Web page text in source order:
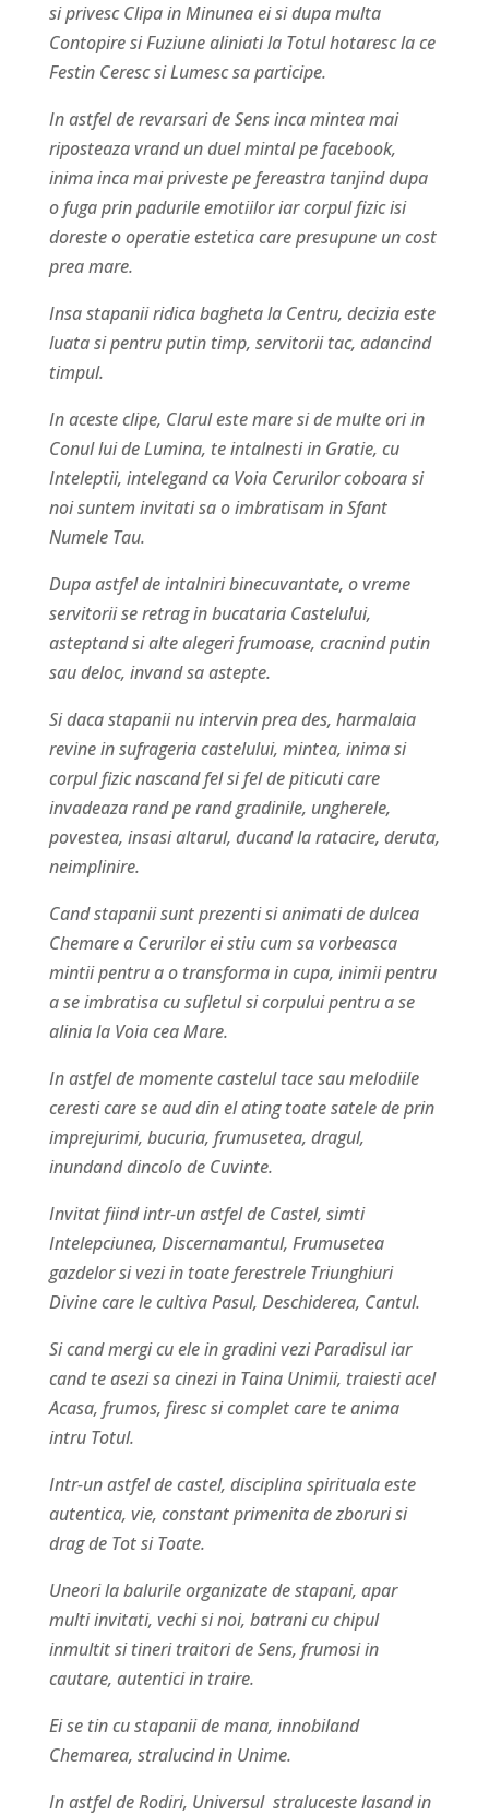
si privesc Clipa in Minunea ei si dupa multa
Contopire si Fuziune aliniati la Totul hotaresc la ce
Festin Ceresc si Lumesc sa participe.
In astfel de revarsari de Sens inca mintea mai
riposteaza vrand un duel mintal pe facebook,
inima inca mai priveste pe fereastra tanjind dupa
o fuga prin padurile emotiilor iar corpul fizic isi
doreste o operatie estetica care presupune un cost
prea mare.
Insa stapanii ridica bagheta la Centru, decizia este
luata si pentru putin timp, servitorii tac, adancind
timpul.
In aceste clipe, Clarul este mare si de multe ori in
Conul lui de Lumina, te intalnesti in Gratie, cu
Inteleptii, intelegand ca Voia Cerurilor coboara si
noi suntem invitati sa o imbratisam in Sfant
Numele Tau.
Dupa astfel de intalniri binecuvantate, o vreme
servitorii se retrag in bucataria Castelului,
asteptand si alte alegeri frumoase, cracnind putin
sau deloc, invand sa astepte.
Si daca stapanii nu intervin prea des, harmalaia
revine in sufrageria castelului, mintea, inima si
corpul fizic nascand fel si fel de piticuti care
invadeaza rand pe rand gradinile, ungherele,
povestea, insasi altarul, ducand la ratacire, deruta,
neimplinire.
Cand stapanii sunt prezenti si animati de dulcea
Chemare a Cerurilor ei stiu cum sa vorbeasca
mintii pentru a o transforma in cupa, inimii pentru
a se imbratisa cu sufletul si corpului pentru a se
alinia la Voia cea Mare.
In astfel de momente castelul tace sau melodiile
ceresti care se aud din el ating toate satele de prin
imprejurimi, bucuria, frumusetea, dragul,
inundand dincolo de Cuvinte.
Invitat fiind intr-un astfel de Castel, simti
Intelepciunea, Discernamantul, Frumusetea
gazdelor si vezi in toate ferestrele Triunghiuri
Divine care le cultiva Pasul, Deschiderea, Cantul.
Si cand mergi cu ele in gradini vezi Paradisul iar
cand te asezi sa cinezi in Taina Unimii, traiesti acel
Acasa, frumos, firesc si complet care te anima
intru Totul.
Intr-un astfel de castel, disciplina spirituala este
autentica, vie, constant primenita de zboruri si
drag de Tot si Toate.
Uneori la balurile organizate de stapani, apar
multi invitati, vechi si noi, batrani cu chipul
inmultit si tineri traitori de Sens, frumosi in
cautare, autentici in traire.
Ei se tin cu stapanii de mana, innobiland
Chemarea, stralucind in Unime.
In astfel de Rodiri, Universul straluceste lasand in